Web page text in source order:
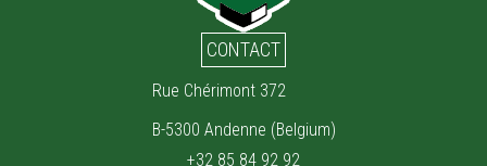
CONTACT
Rue Chérimont 372
B-5300 Andenne (Belgium)
+32 85 84 92 92